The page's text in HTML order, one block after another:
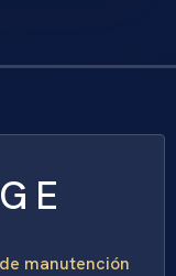
manutención